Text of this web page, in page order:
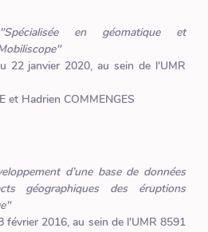
en géomatique et
22 janvier 2020, au sein de l'UMR
et Hadrien COMMENGES
d’une base de données
géographiques des éruptions
février 2016, au sein de l'UMR 8591